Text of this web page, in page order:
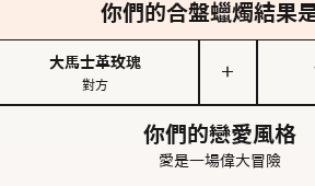
你們的合盤蠟燭結果
大馬士革玫瑰
對方
＋
你們的戀愛風格
愛是一場偉大冒險